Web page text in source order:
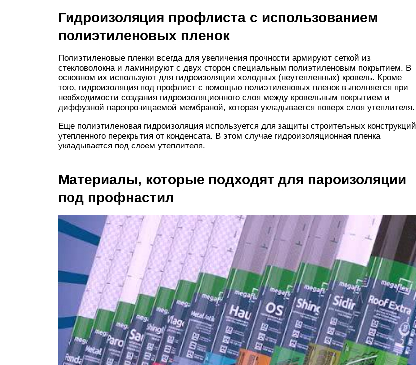
Гидроизоляция профлиста с использованием
полиэтиленовых пленок
Полиэтиленовые пленки всегда для увеличения прочности армируют сеткой из
стекловолокна и ламинируют с двух сторон специальным полиэтиленовым покрытием. В
основном их используют для гидроизоляции холодных (неутепленных) кровель. Кроме
того, гидроизоляция под профлист с помощью полиэтиленовых пленок выполняется при
необходимости создания гидроизоляционного слоя между кровельным покрытием и
диффузной паропроницаемой мембраной, которая укладывается поверх слоя утеплителя.
Еще полиэтиленовая гидроизоляция используется для защиты строительных конструкций
утепленного перекрытия от конденсата. В этом случае гидроизоляционная пленка
укладывается под слоем утеплителя.
Материалы, которые подходят для пароизоляции
под профнастил